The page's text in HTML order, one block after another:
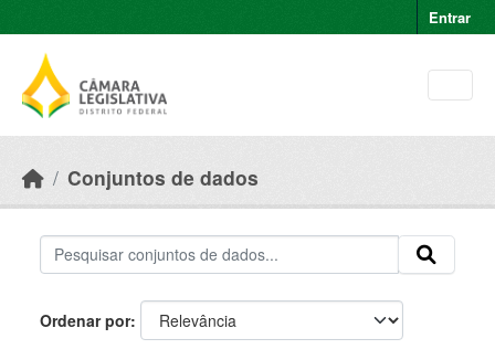
Entrar
Conjuntos de dados
Ordenar por